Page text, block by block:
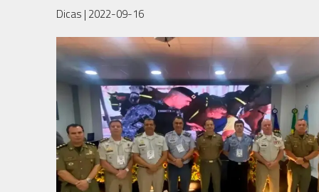
Dicas | 2022-09-16